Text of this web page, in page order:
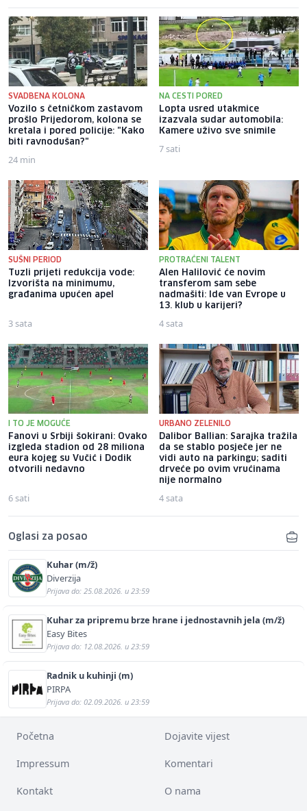
SVADBENA KOLONA
Vozilo s četničkom zastavom
prošlo Prijedorom, kolona se
kretala i pored policije: "Kako
biti ravnodušan?"
24 min
NA CESTI PORED
Lopta usred utakmice
izazvala sudar automobila:
Kamere uživo sve snimile
7 sati
SUŠNI PERIOD
Tuzli prijeti redukcija vode:
Izvorišta na minimumu,
građanima upućen apel
3 sata
PROTRAĆENI TALENT
Alen Halilović će novim
transferom sam sebe
nadmašiti: Ide van Evrope u
13. klub u karijeri?
4 sata
I TO JE MOGUĆE
Fanovi u Srbiji šokirani: Ovako
izgleda stadion od 28 miliona
eura kojeg su Vučić i Dodik
otvorili nedavno
6 sati
URBANO ZELENILO
Dalibor Ballian: Sarajka tražila
da se stablo posječe jer ne
vidi auto na parkingu; saditi
drveće po ovim vrućinama
nije normalno
4 sata
Oglasi za posao
Kuhar (m/ž)
Diverzija
Prijava do: 25.08.2026. u 23:59
Kuhar za pripremu brze hrane i jednostavnih jela (m/ž)
Easy Bites
Prijava do: 12.08.2026. u 23:59
Radnik u kuhinji (m)
PIRPA
Prijava do: 02.09.2026. u 23:59
Početna Dojavite vijest
Impressum Komentari
Kontakt O nama